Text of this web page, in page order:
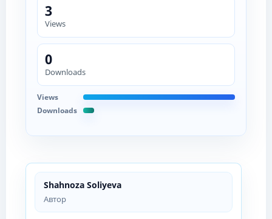
Shahnoza Soliyeva
Автор
3
Views
0
Downloads
Views
Downloads